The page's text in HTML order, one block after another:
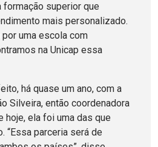
formação superior que
mais personalizado.
por uma escola com
na Unicap essa
há quase um ano, com a
Silveira, então coordenadora
hoje, ela foi uma das que
“Essa parceria será de